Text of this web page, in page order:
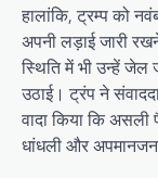
हालांकि, ट्रम्प को
अपनी लड़ाई जारी
स्थिति में भी उन्हें जेल
उठाई। ट्रंप ने
वादा किया कि
धांधली और